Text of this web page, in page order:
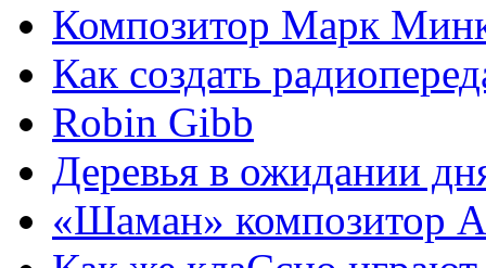
Композитор Марк
Как создать
Robin Gibb
Деревья в ожидании
«Шаман» композитор